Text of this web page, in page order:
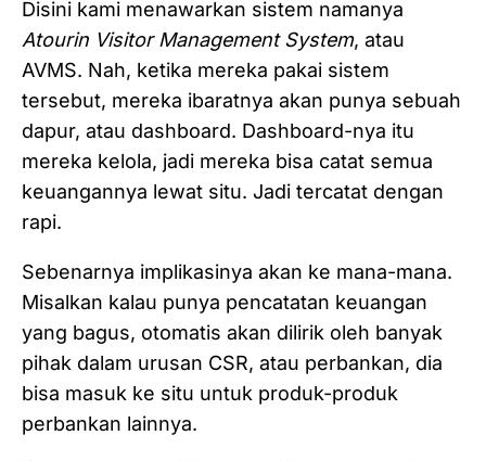
Disini kami menawarkan sistem namanya
Atourin Visitor Management System, atau
AVMS. Nah, ketika mereka pakai sistem
tersebut, mereka ibaratnya akan punya sebuah
dapur, atau dashboard. Dashboard-nya itu
mereka kelola, jadi mereka bisa catat semua
keuangannya lewat situ. Jadi tercatat dengan
rapi.
Sebenarnya implikasinya akan ke mana-mana.
Misalkan kalau punya pencatatan keuangan
yang bagus, otomatis akan dilirik oleh banyak
pihak dalam urusan CSR, atau perbankan, dia
bisa masuk ke situ untuk produk-produk
perbankan lainnya.